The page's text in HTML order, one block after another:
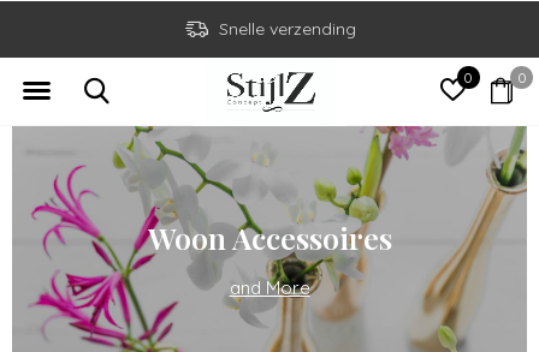
0 0
Snelle verzending
Woon Accessoires
and More